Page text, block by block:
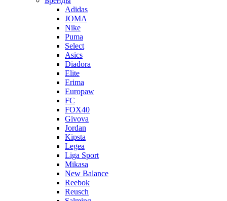
Adidas
JOMA
Nike
Puma
Select
Asics
Diadora
Elite
Erima
Europaw
FC
FOX40
Givova
Jordan
Kipsta
Legea
Liga Sport
Mikasa
New Balance
Reebok
Reusch